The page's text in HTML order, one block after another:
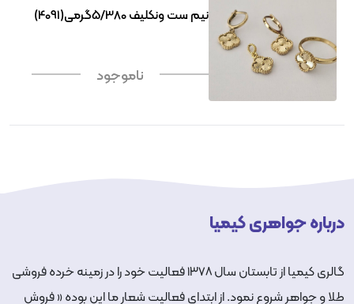
نیم ست ونکلیف 5/380گرمی(4091)
ناموجود
درباره جواهری کیمیا
گالری کیمیا از تابستان سال ۱۳۷۸ فعالیت خود را در زمینه خرده فروشی
طلا و جواهر شروع نمود. از ابتدای فعالیت شعار ما این بوده « فروش